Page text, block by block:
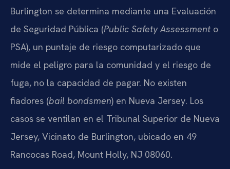
Burlington se determina mediante una Evaluación
de Seguridad Pública (Public Safety Assessmento
PSA), un puntaje de riesgo computarizado que
mide el peligro para la comunidad y el riesgo de
fuga, no la capacidad de pagar. No existen
fiadores (bail bondsmen) en Nueva Jersey. Los
casos se ventilan en el Tribunal Superior de Nueva
Jersey, Vicinato de Burlington, ubicado en 49
Rancocas Road, Mount Holly, NJ 08060.